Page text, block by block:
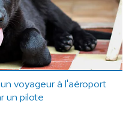
voyageur à l'aéroport
un pilote